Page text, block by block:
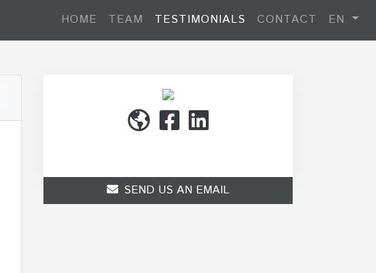
HOME TEAM TESTIMONIALS CONTACT EN
SEND US AN EMAIL